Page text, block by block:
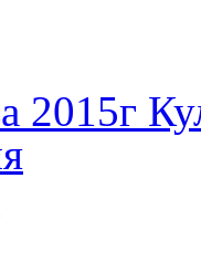
2015г